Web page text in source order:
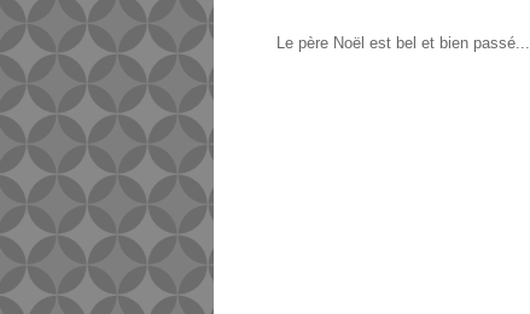
Le père Noël est bel et bien passé...